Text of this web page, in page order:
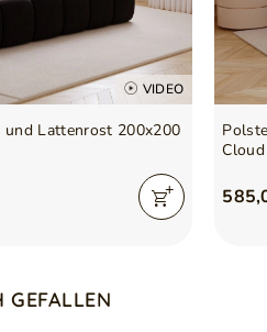
VIDEO
Lattenrost 200x200
GEFALLEN